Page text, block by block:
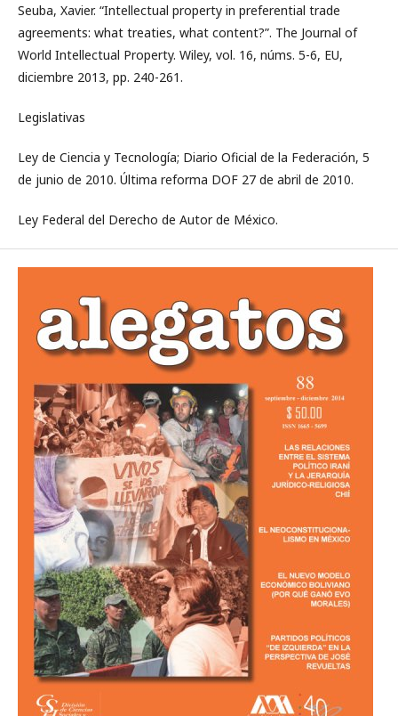
Seuba, Xavier. “Intellectual property in preferential trade
agreements: what treaties, what content?”. The Journal of
World Intellectual Property. Wiley, vol. 16, núms. 5-6, EU,
diciembre 2013, pp. 240-261.
Legislativas
Ley de Ciencia y Tecnología; Diario Oficial de la Federación, 5
de junio de 2010. Última reforma DOF 27 de abril de 2010.
Ley Federal del Derecho de Autor de México.